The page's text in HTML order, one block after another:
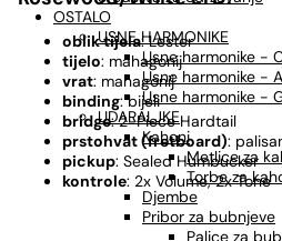
OSTALO
USNE HARMONIKE
Usne harmonike -
Usne harmonike - A
Usne harmonike -
UDARALJKE
Kahoni
Metlice za
Torbe za
Djembe
Pribor za bubnjeve
Palice za
oblik tijela: Lester
tijelo: mahagonij
vrat: mahagonij
binding: bijeli
bridge: 2-Piece Hardtail
prstohvat (fretboard):
pickup: Sealed Humbucker
kontrole: 2x Volume, 2x Tone